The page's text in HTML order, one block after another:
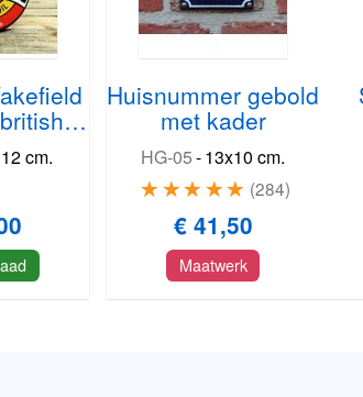
cm.
Huisnummer gebold
met kader
HG-05-13x10 cm.
284
€ 41,50
Maatwerk